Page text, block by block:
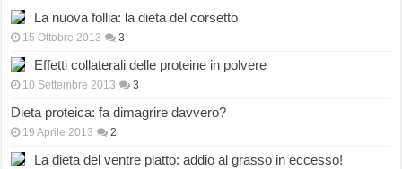
La nuova follia: la dieta del corsetto
15 Ottobre 2013 3
Effetti collaterali delle proteine in polvere
10 Settembre 2013 3
Dieta proteica: fa dimagrire davvero?
19 Aprile 2013 2
La dieta del ventre piatto: addio al grasso in eccesso!